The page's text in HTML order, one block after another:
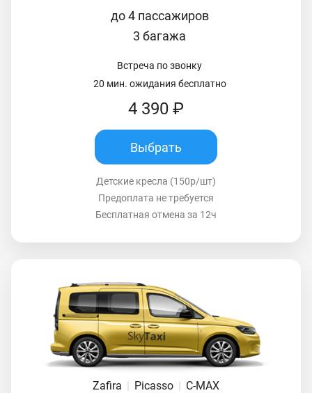
до 4 пассажиров
3 багажа
Встреча по звонку
20 мин. ожидания бесплатно
4 390 ₽
Выбрать
Детские кресла (150р/шт)
Предоплата не требуется
Бесплатная отмена за 12ч
Zafira | Picasso | C-MAX